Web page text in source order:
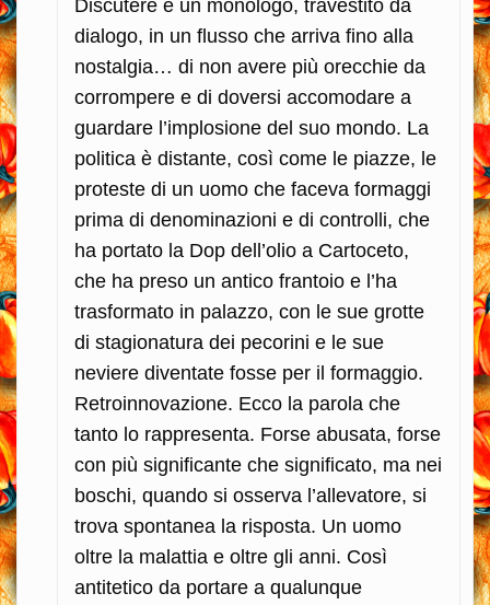
Discutere è un monologo, travestito da
dialogo, in un flusso che arriva fino alla
nostalgia… di non avere più orecchie da
corrompere e di doversi accomodare a
guardare l’implosione del suo mondo. La
politica è distante, così come le piazze, le
proteste di un uomo che faceva formaggi
prima di denominazioni e di controlli, che
ha portato la Dop dell’olio a Cartoceto,
che ha preso un antico frantoio e l’ha
trasformato in palazzo, con le sue grotte
di stagionatura dei pecorini e le sue
neviere diventate fosse per il formaggio.
Retroinnovazione. Ecco la parola che
tanto lo rappresenta. Forse abusata, forse
con più significante che significato, ma nei
boschi, quando si osserva l’allevatore, si
trova spontanea la risposta. Un uomo
oltre la malattia e oltre gli anni. Così
antitetico da portare a qualunque